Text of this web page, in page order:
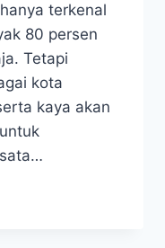
terkenal
80 persen
Tetapi
kota
kaya akan